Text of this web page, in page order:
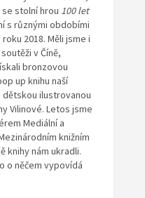
stolní hrou 100 let
s různými obdobími
2018. Měli jsme i
v Číně,
bronzovou
up knihu naší
dětskou ilustrovanou
Vilinové. Letos jsme
Mediální a
knižním
knihy nám ukradli.
o něčem vypovídá